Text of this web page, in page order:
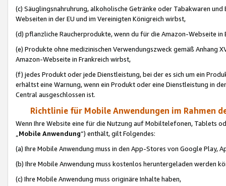
(c) Säuglingsnahruhrung, alkoholische Getränke oder Tabakwaren
Webseiten in der EU und im Vereinigten Königreich wirbst,
(d) pflanzliche Raucherprodukte, wenn du für die Amazon-Webseite in
(e) Produkte ohne medizinischen Verwendungszweck gemäß Anhang
Amazon-Webseite in Frankreich wirbst,
(f) jedes Produkt oder jede Dienstleistung, bei der es sich um ein
erhältst eine Warnung, wenn ein Produkt oder eine Dienstleistung in
Central ausgeschlossen ist.
Richtlinie für Mobile Anwendungen im Rahmen
Wenn Ihre Website eine für die Nutzung auf Mobiltelefonen, Tablets
„Mobile Anwendung“) enthält, gilt Folgendes:
(a) Ihre Mobile Anwendung muss in den App-Stores von Google Play,
(b) Ihre Mobile Anwendung muss kostenlos heruntergeladen werden
(c) Ihre Mobile Anwendung muss originäre Inhalte haben,